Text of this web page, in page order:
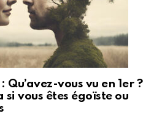
vous vu en 1er ?
vous êtes égoïste ou